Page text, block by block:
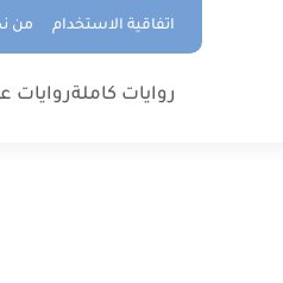
اتفاقية الاستخدام من
روايات كاملةروايات